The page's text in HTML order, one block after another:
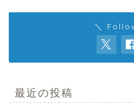
＼
最近の投稿